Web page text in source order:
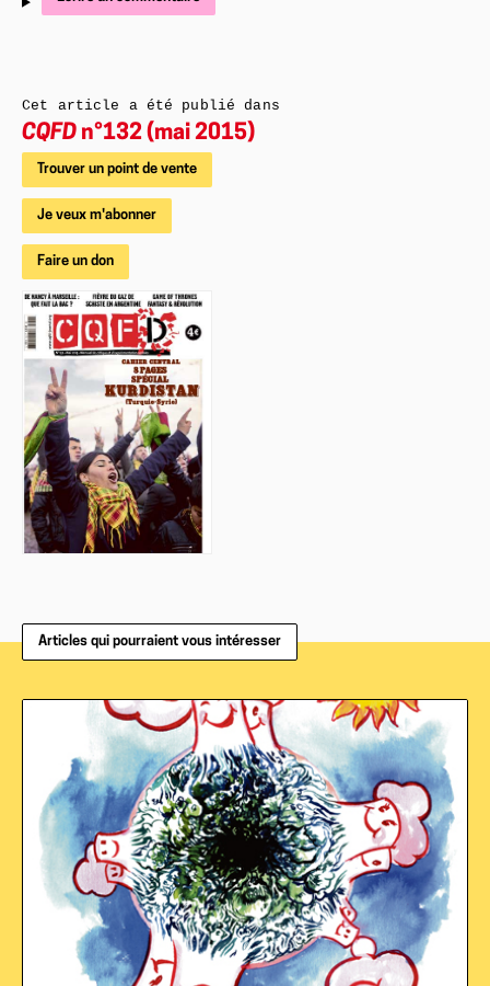
Cet article a été publié dans
CQFD n°132 (mai 2015)
Trouver un point de vente
Je veux m'abonner
Faire un don
Articles qui pourraient vous intéresser